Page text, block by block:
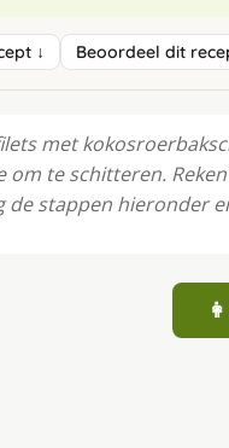
↓ Beoordeel dit
met
om te schitteren.
de stappen hieronder